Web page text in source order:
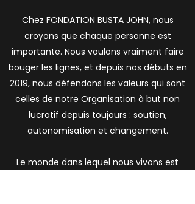
Chez FONDATION BUSTA JOHN, nous
croyons que chaque personne est
importante. Nous voulons vraiment faire
bouger les lignes, et depuis nos débuts en
2019, nous défendons les valeurs qui sont
celles de notre Organisation à but non
lucratif depuis toujours : soutien,
autonomisation et changement.
Le monde dans lequel nous vivons est